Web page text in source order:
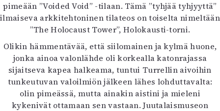
pimeään ”Voided Void” -tilaan. Tämä ”tyhjää tyhjyyttä”
ilmaiseva arkkitehtoninen tilateos on toiselta nimeltään
”The Holocaust Tower”, Holokausti-torni.
Olikin hämmentävää, että siilomainen ja kylmä huone,
jonka ainoa valonlähde oli korkealla katonrajassa
sijaitseva kapea halkeama, tuntui Turrellin aivoihin
tunkeutuvan valoilmiön jälkeen lähes lohduttavalta:
olin pimeässä, mutta ainakin aistini ja mieleni
kykenivät ottamaan sen vastaan. Juutalaismuseon